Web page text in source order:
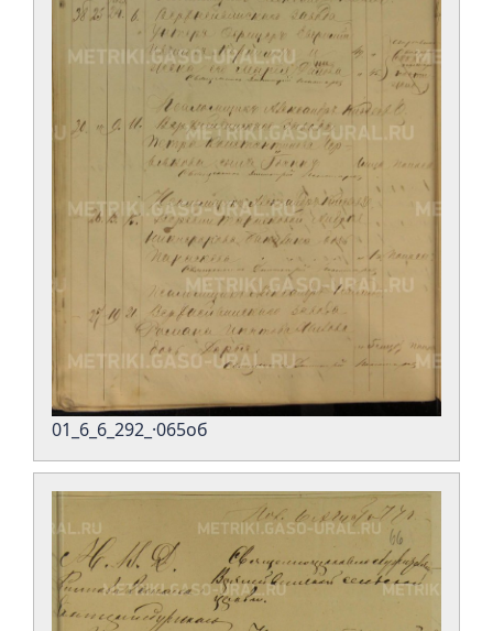
01_6_6_292_·065об